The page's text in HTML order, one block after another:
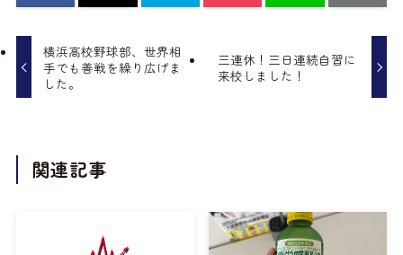
横浜高校野球部、世界相
手でも善戦を繰り広げま
した。
三連休！三日連続自習に
来校しました！
関連記事